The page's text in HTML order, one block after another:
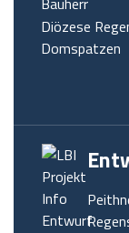
Diözese
Domspatzen